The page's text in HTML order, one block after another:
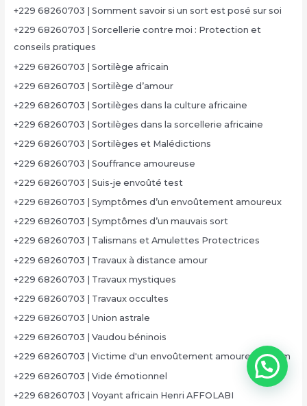
+229 68260703 | Somment savoir si un sort est posé sur soi
+229 68260703 | Sorcellerie contre moi : Protection et
conseils pratiques
+229 68260703 | Sortilège africain
+229 68260703 | Sortilège d’amour
+229 68260703 | Sortilèges dans la culture africaine
+229 68260703 | Sortilèges dans la sorcellerie africaine
+229 68260703 | Sortilèges et Malédictions
+229 68260703 | Souffrance amoureuse
+229 68260703 | Suis-je envoûté test
+229 68260703 | Symptômes d’un envoûtement amoureux
+229 68260703 | Symptômes d’un mauvais sort
+229 68260703 | Talismans et Amulettes Protectrices
+229 68260703 | Travaux à distance amour
+229 68260703 | Travaux mystiques
+229 68260703 | Travaux occultes
+229 68260703 | Union astrale
+229 68260703 | Vaudou béninois
+229 68260703 | Victime d'un envoûtement amoureux forum
+229 68260703 | Vide émotionnel
+229 68260703 | Voyant africain Henri AFFOLABI